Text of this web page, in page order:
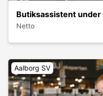
Butiksassistent under
Netto
Aalborg SV